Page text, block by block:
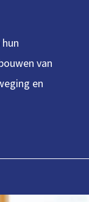
van
en